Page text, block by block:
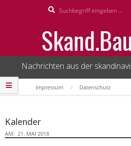
Nachrichten aus der
Secondary
Navigation
Impressum Datenschutz
Kalender
AM: 21. MAI 2018